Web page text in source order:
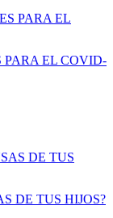
EL COVID-
DE TUS HIJOS?